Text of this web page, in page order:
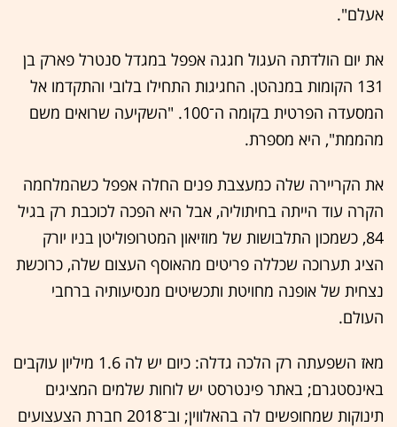
אעלם".
את יום הולדתה העגול חגגה אפפל במגדל סנטרל פארק בן
131 הקומות במנהטן. החגיגות התחילו בלובי והתקדמו אל
המסעדה הפרטית בקומה ה־100. "השקיעה שרואים משם
מהממת", היא מספרת.
את הקריירה שלה כמעצבת פנים החלה אפפל כשהמלחמה
הקרה עוד הייתה בחיתוליה, אבל היא הפכה לכוכבת רק בגיל
84, כשמכון התלבושות של מוזיאון המטרופוליטן בניו יורק
הציג תערוכה שכללה פריטים מהאוסף העצום שלה, כרוכשת
נצחית של אופנה מחויטת ותכשיטים מנסיעותיה ברחבי
העולם.
מאז השפעתה רק הלכה גדלה: כיום יש לה 1.6 מיליון עוקבים
באינסטגרם; באתר פינטרסט יש לוחות שלמים המציגים
תינוקות שמחופשים לה בהאלווין; וב־2018 חברת הצעצועים